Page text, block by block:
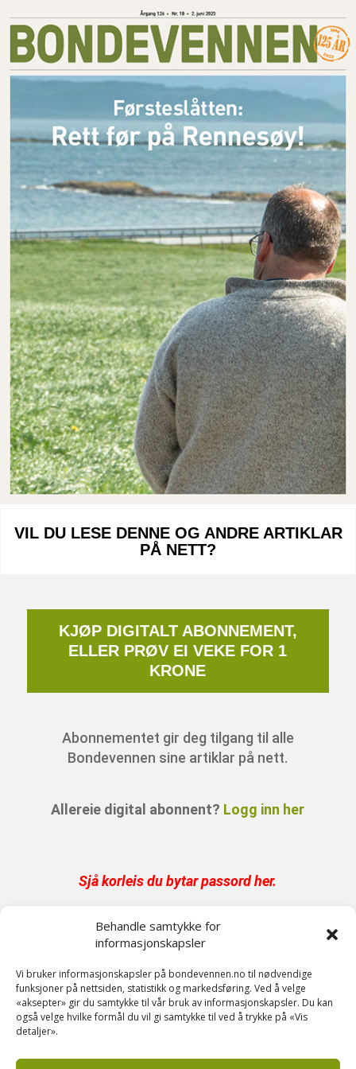
Behandle samtykke for
informasjonskapsler
Vi bruker informasjonskapsler på bondevennen.no til nødvendige
funksjoner på nettsiden, statistikk og markedsføring. Ved å velge
«aksepter» gir du samtykke til vår bruk av informasjonskapsler. Du kan
også velge hvilke formål du vil gi samtykke til ved å trykke på «Vis
detaljer».
VIL DU LESE DENNE OG ANDRE ARTIKLAR
PÅ NETT?
KJØP DIGITALT ABONNEMENT,
ELLER PRØV EI VEKE FOR 1
KRONE
Abonnementet gir deg tilgang til alle
Bondevennen sine artiklar på nett.
Allereie digital abonnent? Logg inn her
Sjå korleis du bytar passord her.
Har du abonnement på papir er digital tilgang
inkludert.
Send oss en epost på post@bondevennen.no
for innloggingsdetaljer.
Har du spørsmål angående abonnement?